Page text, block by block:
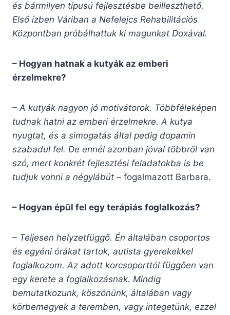
és bármilyen típusú fejlesztésbe beilleszthető.
Első ízben Váriban a Nefelejcs Rehabilitációs
Központban próbálhattuk ki magunkat Doxával.
– Hogyan hatnak a kutyák az emberi
érzelmekre?
– A kutyák nagyon jó motivátorok. Többféleképen
tudnak hatni az emberi érzelmekre. A kutya
nyugtat, és a simogatás által pedig dopamin
szabadul fel. De ennél azonban jóval többről van
szó, mert konkrét fejlesztési feladatokba is be
tudjuk vonni a négylábút – fogalmazott Barbara.
– Hogyan épül fel egy terápiás foglalkozás?
– Teljesen helyzetfüggő. Én általában csoportos
és egyéni órákat tartok, autista gyerekekkel
foglalkozom. Az adott korcsoporttól függően van
egy kerete a foglalkozásnak. Mindig
bemutatkozunk, köszönünk, általában vagy
körbemegyek a teremben, vagy integetünk, ezzel